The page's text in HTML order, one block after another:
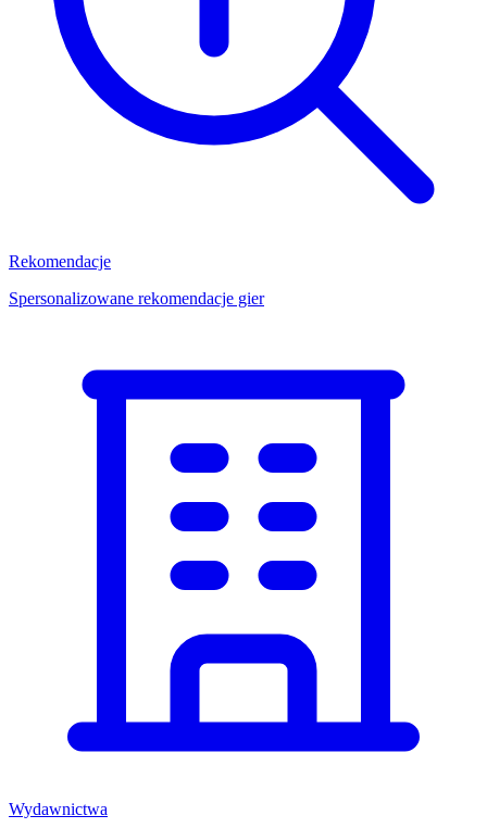
Rekomendacje
Spersonalizowane rekomendacje gier
Wydawnictwa